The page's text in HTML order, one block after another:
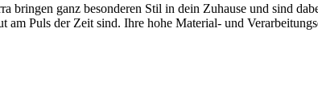
bringen ganz besonderen Stil in dein Zuhause und sind
am Puls der Zeit sind. Ihre hohe Material- und